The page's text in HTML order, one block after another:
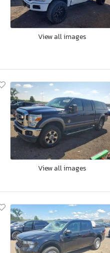
View all images
View all images